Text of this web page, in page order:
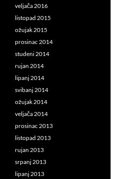
veljača 2016
listopad 2015
ožujak 2015
prosinac 2014
studeni 2014
rujan 2014
lipanj 2014
svibanj 2014
ožujak 2014
veljača 2014
prosinac 2013
listopad 2013
rujan 2013
srpanj 2013
lipanj 2013